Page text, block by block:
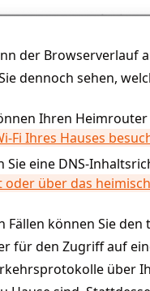
der Browserverlauf
dennoch sehen,
Ihren
Fi Ihres Hauses
Sie eine DNS-
oder über das
Fällen können Sie
für den Zugriff auf
über